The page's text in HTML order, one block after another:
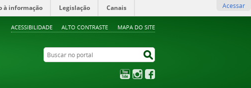
ACESSIBILIDADE ALTO CONTRASTE MAPA DO SITE
à informação Legislação Canais Acessar
Buscar no portal
YouTubeInstagram